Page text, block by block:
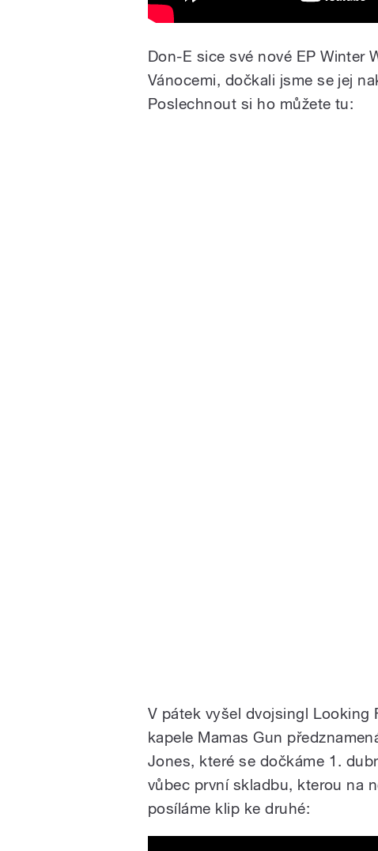
Don-E sice své nové EP Winter
Vánocemi, dočkali jsme se jej
Poslechnout si ho můžete tu:
V pátek vyšel dvojsingl Looking
kapele Mamas Gun
Jones, které se dočkáme 1.
vůbec první skladbu, kterou na
posíláme klip ke druhé: